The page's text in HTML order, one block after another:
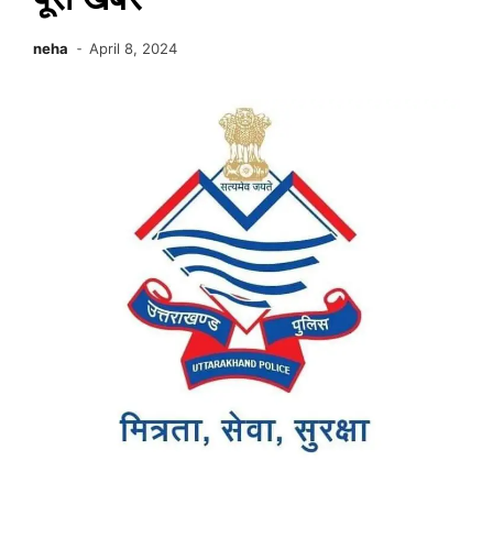
neha April 8, 2024